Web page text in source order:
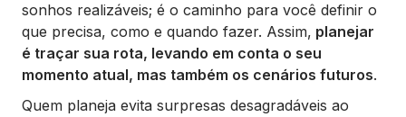
sonhos realizáveis; é o caminho para você definir o
que precisa, como e quando fazer. Assim, planejar
é traçar sua rota, levando em conta o seu
momento atual, mas também os cenários futuros.
Quem planeja evita surpresas desagradáveis ao